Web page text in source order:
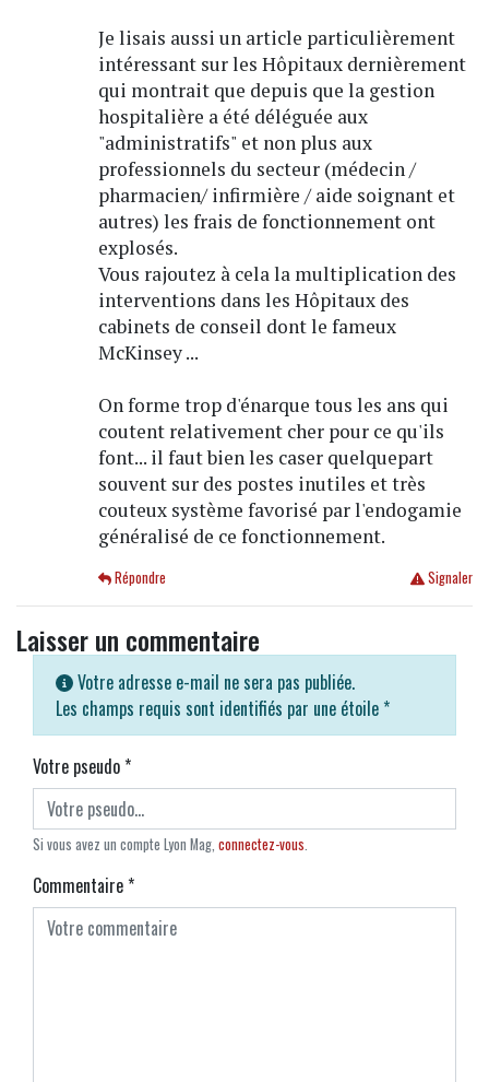
Je lisais aussi un article particulièrement
intéressant sur les Hôpitaux dernièrement
qui montrait que depuis que la gestion
hospitalière a été déléguée aux
"administratifs" et non plus aux
professionnels du secteur (médecin /
pharmacien/ infirmière / aide soignant et
autres) les frais de fonctionnement ont
explosés.
Vous rajoutez à cela la multiplication des
interventions dans les Hôpitaux des
cabinets de conseil dont le fameux
McKinsey ...
On forme trop d'énarque tous les ans qui
coutent relativement cher pour ce qu'ils
font... il faut bien les caser quelquepart
souvent sur des postes inutiles et très
couteux système favorisé par l'endogamie
généralisé de ce fonctionnement.
Signaler
Répondre
Laisser un commentaire
Votre adresse e-mail ne sera pas publiée.
Les champs requis sont identifiés par une étoile *
Votre pseudo*
Si vous avez un compte Lyon Mag, connectez-vous.
Commentaire*